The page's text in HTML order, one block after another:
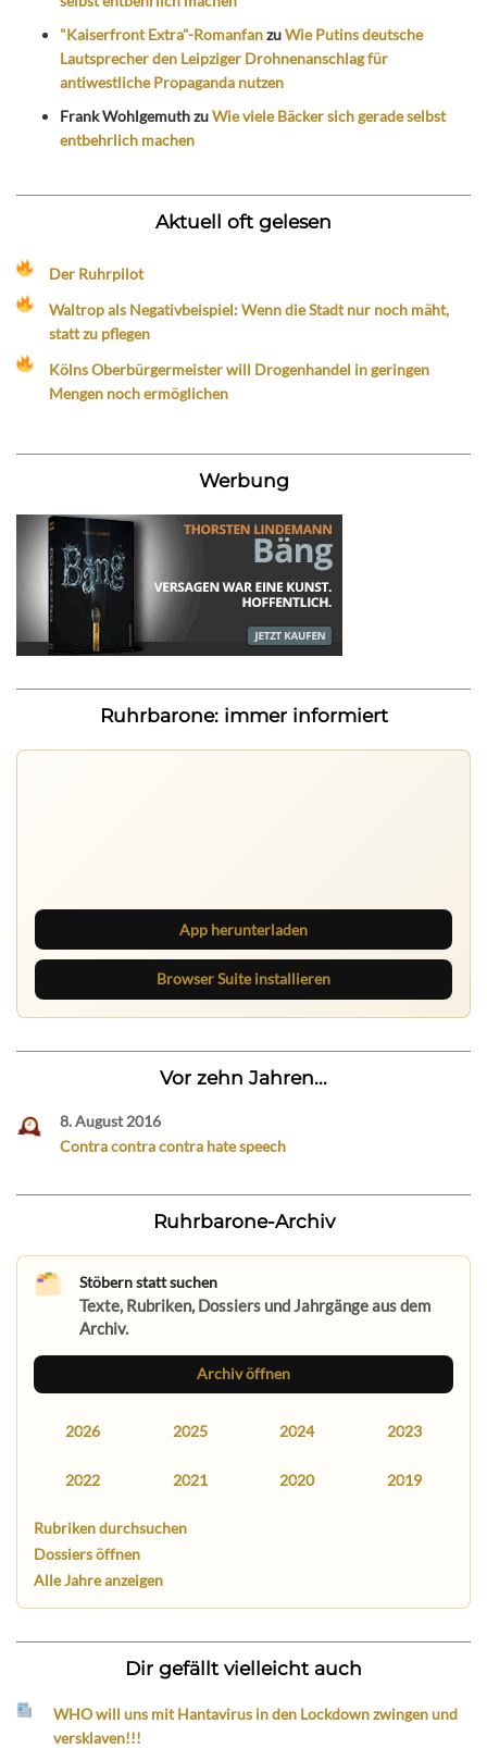
"Kaiserfront Extra"-RomanfanzuWie Putins deutsche
Lautsprecher den Leipziger Drohnenanschlag für
antiwestliche Propaganda nutzen
Frank WohlgemuthzuWie viele Bäcker sich gerade selbst
entbehrlich machen
Aktuell oft gelesen
Der Ruhrpilot
Waltrop als Negativbeispiel: Wenn die Stadt nur noch mäht,
statt zu pflegen
Kölns Oberbürgermeister will Drogenhandel in geringen
Mengen noch ermöglichen
Werbung
Ruhrbarone: immer informiert
App herunterladen
Browser Suite installieren
Vor zehn Jahren...
8. August 2016
Contra contra contra hate speech
Ruhrbarone-Archiv
Stöbern statt suchen
Texte, Rubriken, Dossiers und Jahrgänge aus dem
Archiv.
Archiv öffnen
2026 2025 2024 2023
2022 2021 2020 2019
Rubriken durchsuchen
Dossiers öffnen
Alle Jahre anzeigen
Dir gefällt vielleicht auch
WHO will uns mit Hantavirus in den Lockdown zwingen und
versklaven!!!